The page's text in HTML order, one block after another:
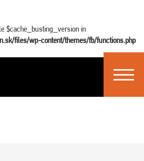
$cache_busting_version in
files/wp-content/themes/fb/functions.php
Toggle
"ID" on false in
files/wp-content/themes/fb/single-